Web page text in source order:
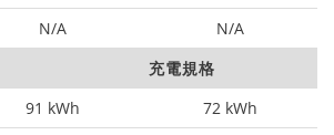
N/A
N/A
充電規格
91 kWh
72 kWh